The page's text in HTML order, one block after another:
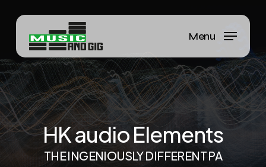
content
Menu
HKaudioElements
THEINGENIOUSLYDIFFERENTPA
Close
Menu